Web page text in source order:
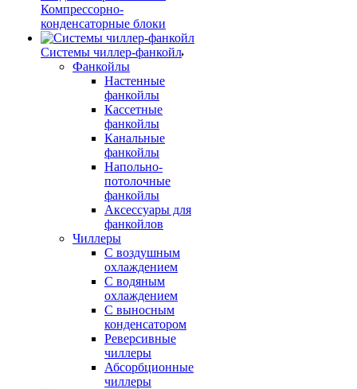
Компрессорно-
конденсаторные блоки
Системы чиллер-фанкойл
Фанкойлы
Настенные
фанкойлы
Кассетные
фанкойлы
Канальные
фанкойлы
Напольно-
потолочные
фанкойлы
Аксессуары для
фанкойлов
Чиллеры
С воздушным
охлаждением
С водяным
охлаждением
С выносным
конденсатором
Реверсивные
чиллеры
Абсорбционные
чиллеры